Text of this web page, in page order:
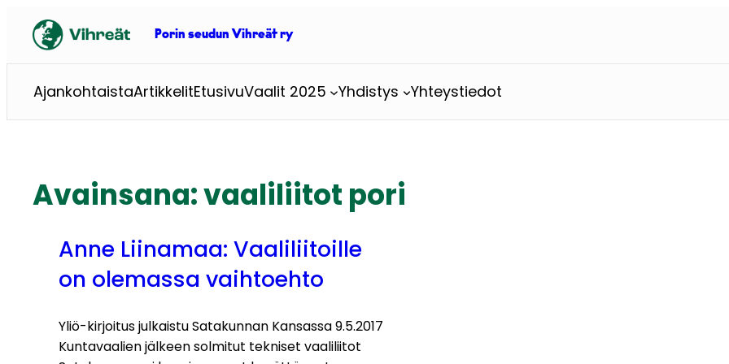
sisältöön
Porin seudun Vihreät ry
AjankohtaistaArtikkelitEtusivuVaalit 2025 Yhdistys Yhteystiedot
Avainsana:vaaliliitot pori
Anne Liinamaa: Vaaliliitoille
on olemassa vaihtoehto
Yliö-kirjoitus julkaistu Satakunnan Kansassa 9.5.2017
Kuntavaalien jälkeen solmitut tekniset vaaliliitot